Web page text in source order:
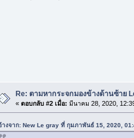
Re: ตามหากระจกมองข้างด้านซ้าย
«ตอบกลับ #2 เมื่อ: มีนาคม 28, 2020,
างจาก: New Le gray ที่ กุมภาพันธ์ 15, 2020,